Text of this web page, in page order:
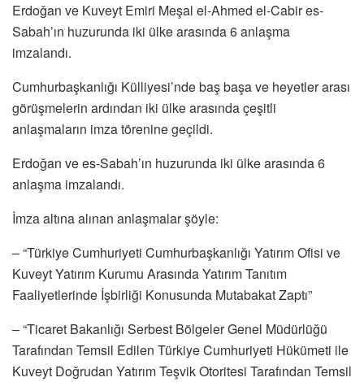
Erdoğan ve Kuveyt Emiri Meşal el-Ahmed el-Cabir es-
Sabah’ın huzurunda iki ülke arasında 6 anlaşma
imzalandı.
Cumhurbaşkanlığı Külliyesi’nde baş başa ve heyetler arası
görüşmelerin ardından iki ülke arasında çeşitli
anlaşmaların imza törenine geçildi.
Erdoğan ve es-Sabah’ın huzurunda iki ülke arasında 6
anlaşma imzalandı.
İmza altına alınan anlaşmalar şöyle:
– “Türkiye Cumhuriyeti Cumhurbaşkanlığı Yatırım Ofisi ve
Kuveyt Yatırım Kurumu Arasında Yatırım Tanıtım
Faaliyetlerinde İşbirliği Konusunda Mutabakat Zaptı”
– “Ticaret Bakanlığı Serbest Bölgeler Genel Müdürlüğü
Tarafından Temsil Edilen Türkiye Cumhuriyeti Hükümeti ile
Kuveyt Doğrudan Yatırım Teşvik Otoritesi Tarafından Temsil